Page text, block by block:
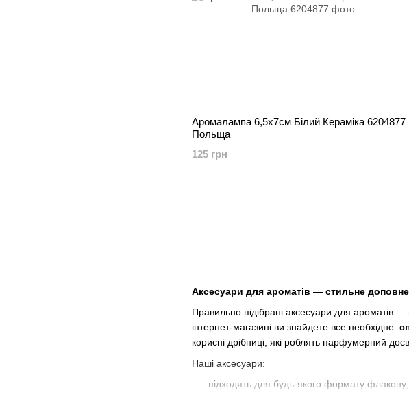
Аксесуари для ароматів — стильне
Правильно підібрані аксесуари для
інтернет-магазині ви знайдете все необхідне:
корисні дрібниці, які роблять парфумерний
Наші аксесуари:
підходять для будь-якого формату флакону;
Аромалампа 6,5х7см Білий Кераміка 6204877
Польща
125 грн